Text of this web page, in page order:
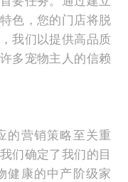
色，您的门店将脱
我们以提供高品质
多宠物主人的信赖
的营销策略至关重
们确定了我们的目
健康的中产阶级家